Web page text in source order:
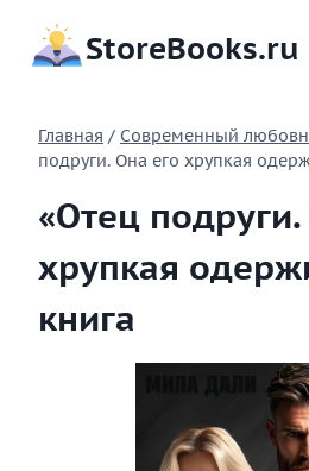
содержимому
StoreBooks.ru
Главная / Современный
подруги. Она его хрупкая
«Отец
хрупкая
книга